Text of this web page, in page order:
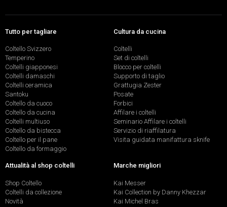
Tutto per tagliare
Coltello Svizzero
Temperino
Coltelli giapponesi
Coltelli damaschi
Coltelli ceramica
Santoku
Coltello da cuoco
Coltello da cucina
Coltelli multiuso
Coltello da bistecca
Coltello per il pane
Coltello da formaggio
Cultura da cucina
Coltelli
Set di coltelli
Blocco per coltelli
Supporto di taglio
Grattugia Zester
Posate
Forbici
Affilare i coltelli
Seminario Affilare i coltelli
Servizio di riaffilatura
Visita guidata manifattura sknife
Attualità al shop coltelli
Shop Coltello
Coltelli da collezione
Novità
Marche migliori
Kai Messer
Kai Collection by Danny Khezzar
Kai Michel Bras